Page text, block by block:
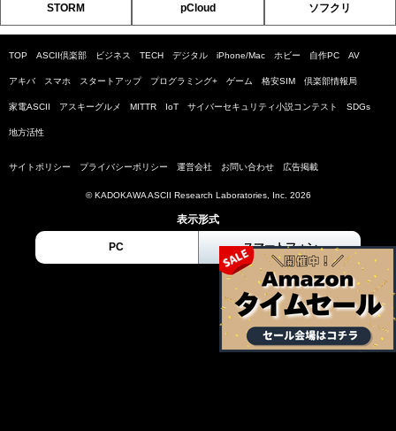
STORM pCloud ソフクリ
TOP ASCII倶楽部 ビジネス TECH デジタル iPhone/Mac ホビー 自作PC AV
アキバ スマホ スタートアップ プログラミング+ ゲーム 格安SIM 倶楽部情報局
家電ASCII アスキーグルメ MITTR IoT サイバーセキュリティ小説コンテスト SDGs
地方活性
サイトポリシー プライバシーポリシー 運営会社 お問い合わせ 広告掲載
© KADOKAWA ASCII Research Laboratories, Inc. 2026
表示形式
PC スマートフォン